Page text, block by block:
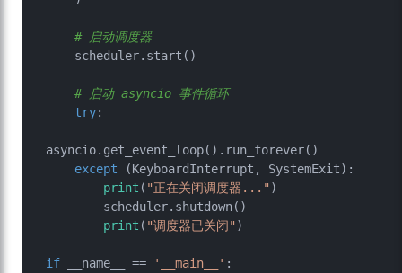
# 启动调度器
# 启动 asyncio 事件循环
try:
asyncio.get_event_loop().run_forever()
except (KeyboardInterrupt, SystemExit):
print ( "正在关闭调度器..." )
print ( "调度器已关闭" )
if __name__ == '__main__' :